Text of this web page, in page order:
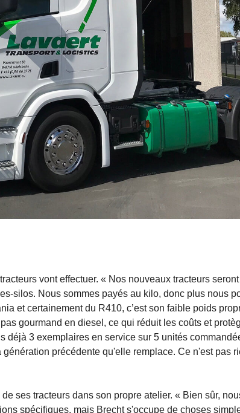
vont effectuer. « Nos nouveaux tracteurs
silos. Nous sommes payés au kilo, donc plus nous
et certainement du R410, c’est son faible poids
gourmand en diesel, ce qui réduit les coûts et
déjà 3 exemplaires en service sur 5 unités
précédente qu'elle remplace. Ce n'est pas
ses tracteurs dans son propre atelier. « Bien sûr,
spécifiques, mais Brecht s'occupe de choses